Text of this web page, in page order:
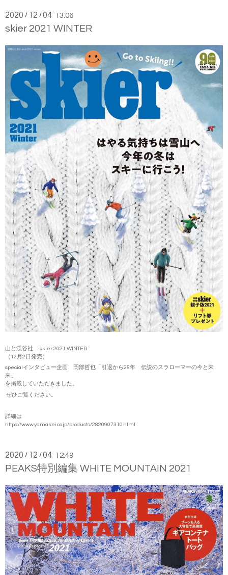
2020 / 12 /04 13:06
skier 2021 WINTER
山と渓谷社 skier 2021 WINTER
（12月2日発売）
specialインタビュー企画 岡部哲也「引退から25年 伝説のスラローマーの今と未
来」
を掲載していただきました。
ぜひご覧ください。
詳細は
https://www.yamakei.co.jp/products/2820907310.html
2020 / 12 /04 12:49
PEAKS特別編集 WHITE MOUNTAIN 2021